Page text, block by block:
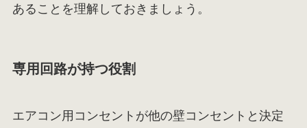
あることを理解しておきましょう。
専用回路が持つ役割
エアコン用コンセントが他の壁コンセントと決定